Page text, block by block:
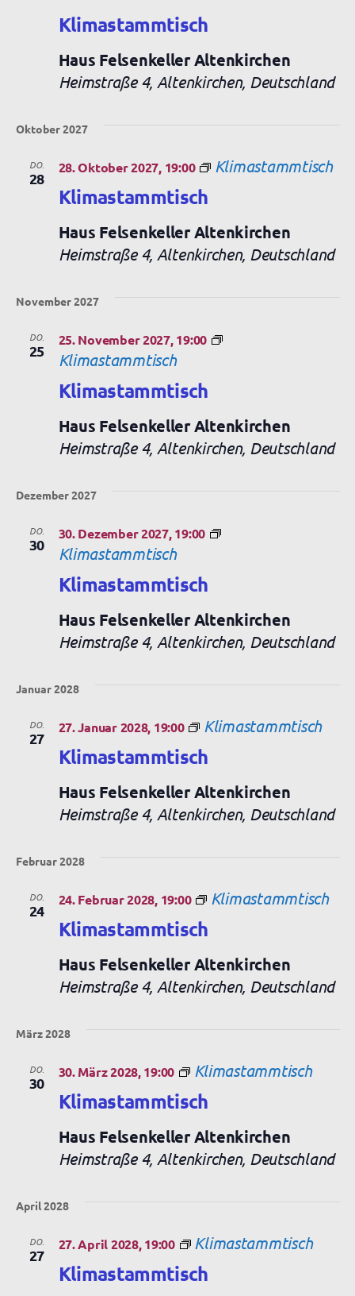
Klimastammtisch
Haus Felsenkeller Altenkirchen
Heimstraße 4, Altenkirchen, Deutschland
Oktober 2027
DO.
28
Klimastammtisch
28. Oktober 2027, 19:00 Klimastammtisch
Haus Felsenkeller Altenkirchen
Heimstraße 4, Altenkirchen, Deutschland
November 2027
DO.
25
Klimastammtisch
25. November 2027, 19:00
Klimastammtisch
Haus Felsenkeller Altenkirchen
Heimstraße 4, Altenkirchen, Deutschland
Dezember 2027
DO.
30
Klimastammtisch
30. Dezember 2027, 19:00
Klimastammtisch
Haus Felsenkeller Altenkirchen
Heimstraße 4, Altenkirchen, Deutschland
Januar 2028
DO.
27
Klimastammtisch
27. Januar 2028, 19:00 Klimastammtisch
Haus Felsenkeller Altenkirchen
Heimstraße 4, Altenkirchen, Deutschland
Februar 2028
DO.
24
Klimastammtisch
24. Februar 2028, 19:00 Klimastammtisch
Haus Felsenkeller Altenkirchen
Heimstraße 4, Altenkirchen, Deutschland
März 2028
DO.
30
Klimastammtisch
30. März 2028, 19:00 Klimastammtisch
Haus Felsenkeller Altenkirchen
Heimstraße 4, Altenkirchen, Deutschland
April 2028
DO.
27
Klimastammtisch
27. April 2028, 19:00 Klimastammtisch